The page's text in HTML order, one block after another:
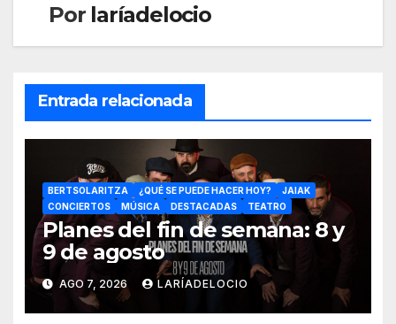
Por laríadelocio
Entrada relacionada
BERTSOLARITZA ¿QUÉ SE PUEDE HACER HOY?
JAIAK
CONCIERTOS
MÚSICA DESTACADAS TEATRO
Planes del fin de semana: 8 y
9 de agosto
AGO 7, 2026 LARÍADELOCIO